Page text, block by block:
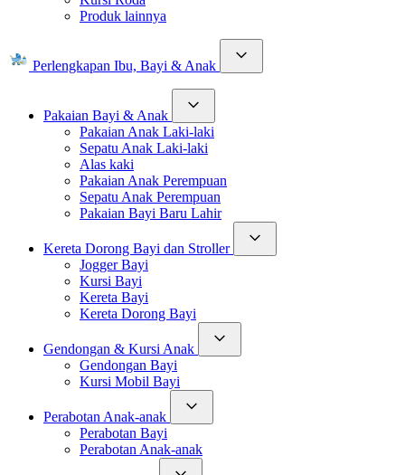
Produk lainnya
Perlengkapan Ibu, Bayi & Anak
Pakaian Bayi & Anak
Pakaian Anak Laki-laki
Sepatu Anak Laki-laki
Alas kaki
Pakaian Anak Perempuan
Sepatu Anak Perempuan
Pakaian Bayi Baru Lahir
Kereta Dorong Bayi dan Stroller
Jogger Bayi
Kursi Bayi
Kereta Bayi
Kereta Dorong Bayi
Gendongan & Kursi Anak
Gendongan Bayi
Kursi Mobil Bayi
Perabotan Anak-anak
Perabotan Bayi
Perabotan Anak-anak